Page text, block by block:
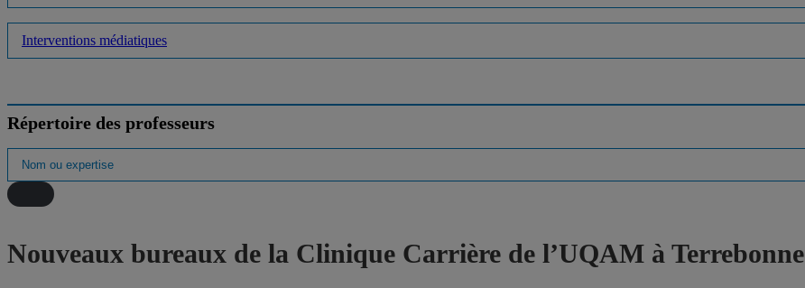
Interventions médiatiques
Répertoire des professeurs
Nouveaux bureaux de la Clinique Carrière de l’UQAM à Terrebonne